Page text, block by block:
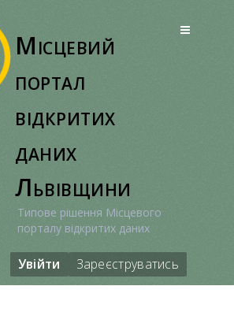
Місцевий
портал
відкритих
даних
Львівщини
Типове рішення Місцевого
порталу відкритих даних
Увійти Зареєструватись